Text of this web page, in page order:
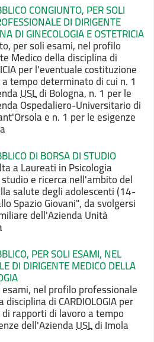
CONGIUNTO, PER SOLI
DI DIRIGENTE
DI GINECOLOGIA E OSTETRICIA
per soli esami, nel profilo
Medico della disciplina di
per l'eventuale costituzione
tempo determinato di cui n. 1
USLdi Bologna, n. 1 per le
Ospedaliero-Universitario di
e n. 1 per le esigenze
DI BORSA DI STUDIO
a Laureati in Psicologia
e ricerca nell'ambito del
salute degli adolescenti (14-
Spazio Giovani", da svolgersi
dell'Azienda Unità
PER SOLI ESAMI, NEL
DI DIRIGENTE MEDICO DELLA
nel profilo professionale
di CARDIOLOGIA per
rapporti di lavoro a tempo
dell'AziendaUSLdi Imola